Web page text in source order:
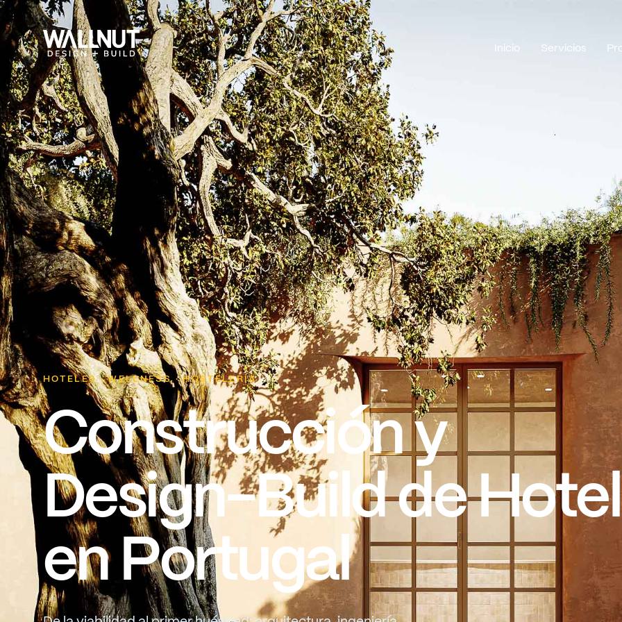
Inicio Servicios
HOTELES · WELLNESS · HOSTELERÍA
Construccióny
Design-Buildde
en Portugal